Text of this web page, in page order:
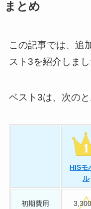
まとめ
この記事では、追
スト3を紹介しまし
ベスト3は、次のと
HISモ
ル
初期費用